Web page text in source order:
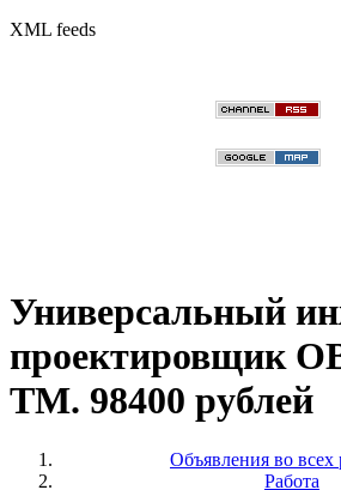
XML feeds
Универсальный
проектировщик
ТМ. 98400 рублей
Объявления во всех
Работа